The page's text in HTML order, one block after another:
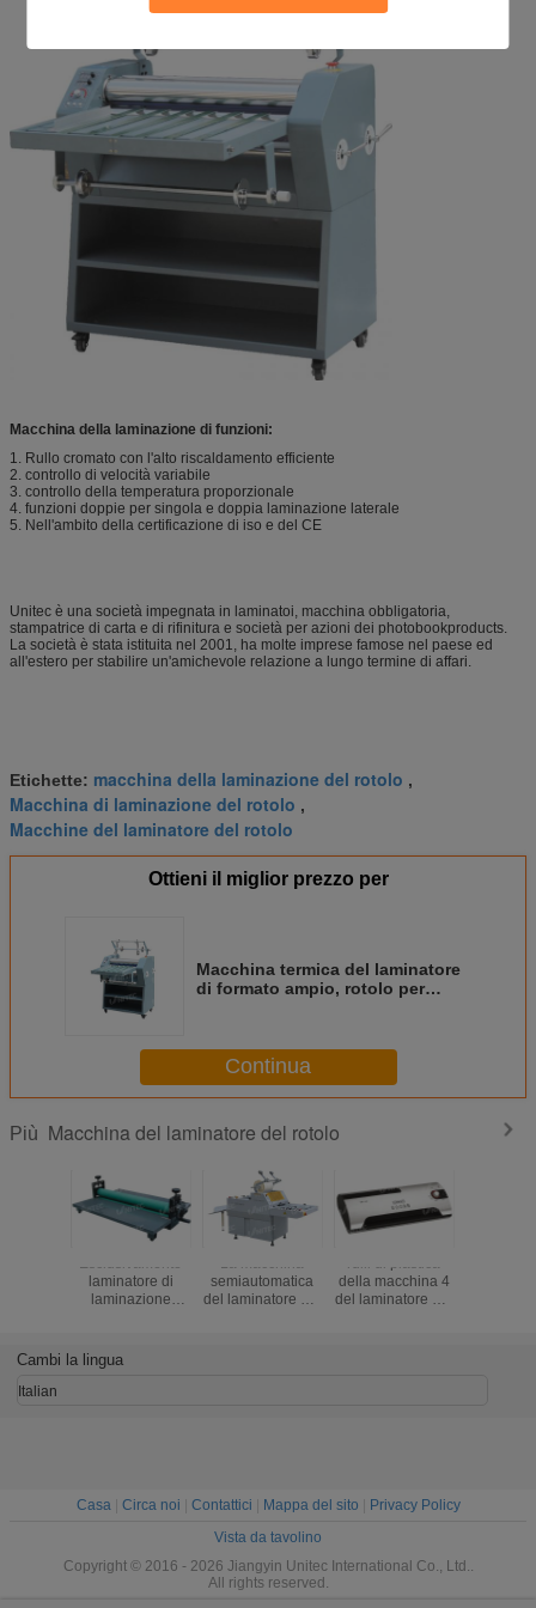
Macchina della laminazione di funzioni:
1. Rullo cromato con l'alto riscaldamento efficiente
2. controllo di velocità variabile
3. controllo della temperatura proporzionale
4. funzioni doppie per singola e doppia laminazione laterale
5. Nell'ambito della certificazione di iso e del CE
Unitec è una società impegnata in laminatoi, macchina obbligatoria,
stampatrice di carta e di rifinitura e società per azioni dei photobookproducts.
La società è stata istituita nel 2001, ha molte imprese famose nel paese ed
all'estero per stabilire un'amichevole relazione a lungo termine di affari.
Etichette: macchina della laminazione del rotolo ,
Macchina di laminazione del rotolo ,
Macchine del laminatore del rotolo
Ottieni il miglior prezzo per
Macchina termica del laminatore
di formato ampio, rotolo per
Continua
Più Macchina del laminatore del rotolo
Esclusivamente
laminatore di
laminazione
LBS650/LBS1000/LBS1300
di 650mm
La macchina
semiautomatica
del laminatore del
rulli di plastica
della macchina 4
del laminatore del
Cambi la lingua
Italian
Casa| Circa noi Contattici Mappa del sito
Privacy Policy
Vista da tavolino
Copyright © 2016 - 2026 Jiangyin Unitec International Co., Ltd..
All rights reserved.